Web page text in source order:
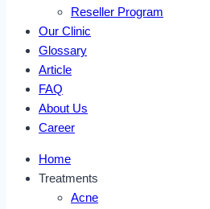
Reseller Program
Our Clinic
Glossary
Article
FAQ
About Us
Career
Home
Treatments
Acne